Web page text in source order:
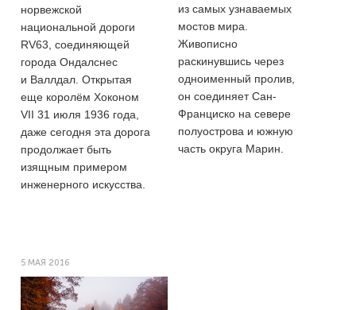
норвежской
национальной дороги
RV63, соединяющей
города Ондалснес
и Валлдал. Открытая
еще королём Хоконом
VII 31 июля 1936 года,
даже сегодня эта дорога
продолжает быть
изящным примером
инженерного искусства.
из самых узнаваемых
мостов мира.
Живописно
раскинувшись через
одноименный пролив,
он соединяет Сан-
Франциско на севере
полуострова и южную
часть округа Марин.
5 МАЯ 2016